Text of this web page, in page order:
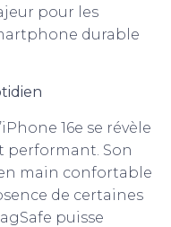
pour les
durable
16e se révèle
performant. Son
main confortable
de certaines
puisse